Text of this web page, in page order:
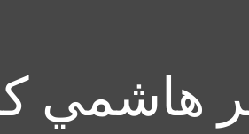
هاشمي